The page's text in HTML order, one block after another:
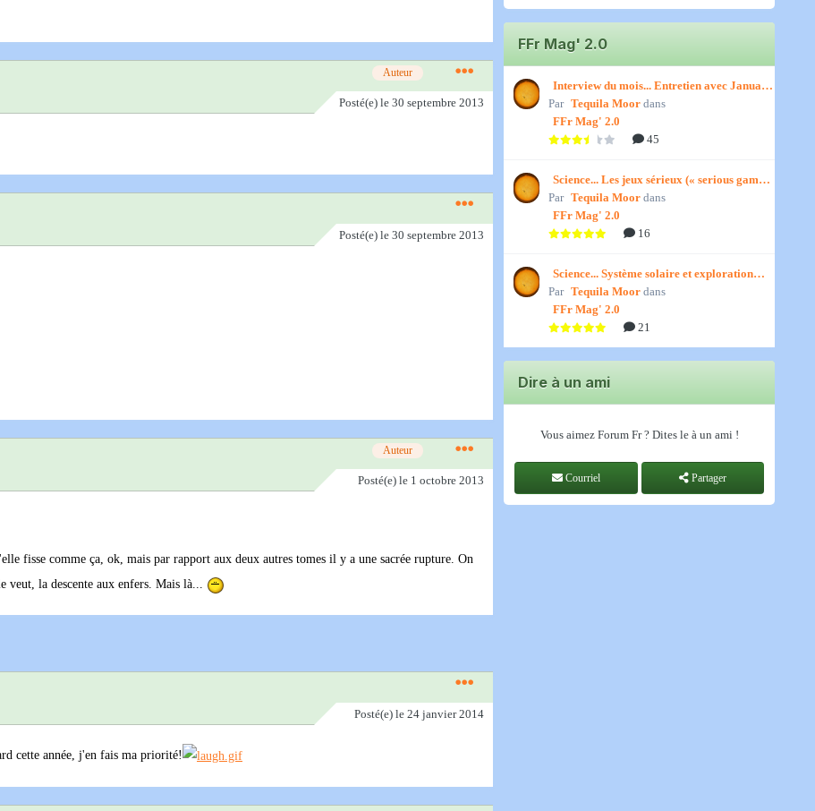
Auteur
Posté(e) le 30 septembre 2013
Posté(e) le 30 septembre 2013
Auteur
Posté(e) le 1 octobre 2013
fisse comme ça, ok, mais par rapport aux deux autres tomes il y a une sacrée rupture. On
veut, la descente aux enfers. Mais là...
Posté(e) le 24 janvier 2014
cette année, j'en fais ma priorité!
FFr Mag' 2.0
Interview du mois... Entretien avec January,
par Titenath
Par Tequila Moor dans
FFr Mag' 2.0
45
Science... Les jeux sérieux (« serious games
») par Jedino
Par Tequila Moor dans
FFr Mag' 2.0
16
Science... Système solaire et exploration
spatiale, par Jedino
Par Tequila Moor dans
FFr Mag' 2.0
21
Dire à un ami
Vous aimez Forum Fr ? Dites le à un ami !
Courriel Partager